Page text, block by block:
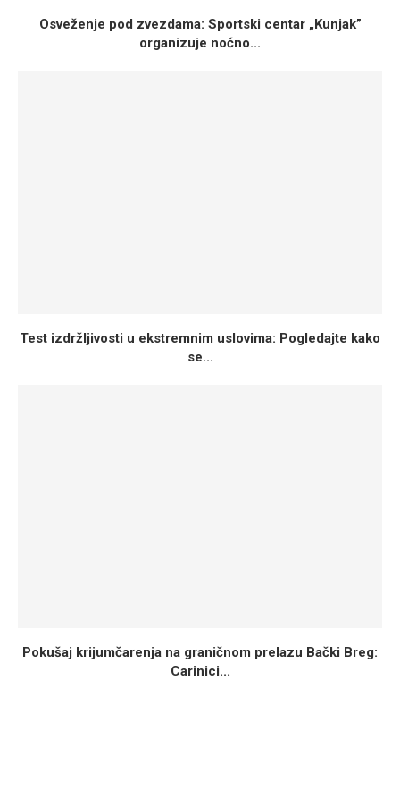
Osveženje pod zvezdama: Sportski centar „Kunjak”
organizuje noćno...
Test izdržljivosti u ekstremnim uslovima: Pogledajte kako
se...
Pokušaj krijumčarenja na graničnom prelazu Bački Breg:
Carinici...